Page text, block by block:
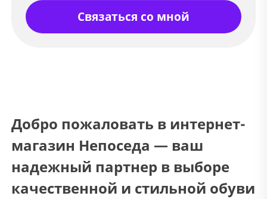
Связаться со мной
Добро пожаловать в интернет-
магазин Непоседа — ваш
надежный партнер в выборе
качественной и стильной обуви